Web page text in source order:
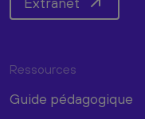
Ressources
Guide pédagogique